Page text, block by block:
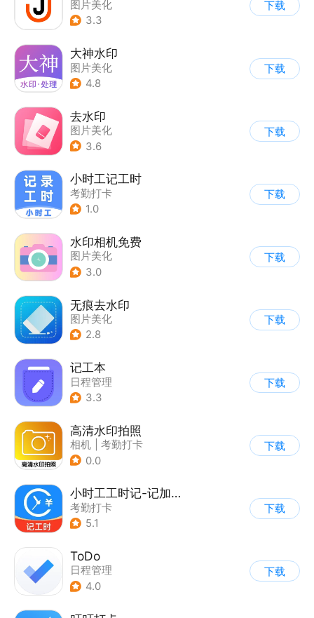
图片美化
3.3
下载
大神水印
图片美化
4.8
下载
去水印
图片美化
3.6
下载
小时工记工时
考勤打卡
1.0
下载
水印相机免费
图片美化
3.0
下载
无痕去水印
图片美化
2.8
下载
记工本
日程管理
3.3
下载
高清水印拍照
相机
考勤打卡
0.0
下载
小时工工时记-记加班记工时
考勤打卡
5.1
下载
ToDo
日程管理
4.0
下载